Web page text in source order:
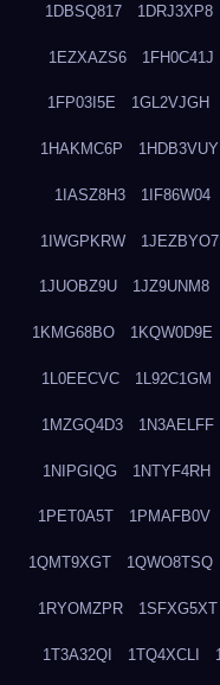
1DBSQ817 1DRJ3XP8
1EZXAZS6 1FH0C41J
1FP03I5E 1GL2VJGH
1HAKMC6P 1HDB3VUY
1IASZ8H3 1IF86W04
1IWGPKRW 1JEZBYO7
1JUOBZ9U 1JZ9UNM8
1KMG68BO 1KQW0D9E
1L0EECVC 1L92C1GM
1MZGQ4D3 1N3AELFF
1NIPGIQG 1NTYF4RH
1PET0A5T 1PMAFB0V
1QMT9XGT 1QWO8TSQ
1RYOMZPR 1SFXG5XT
1T3A32QI 1TQ4XCLI